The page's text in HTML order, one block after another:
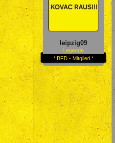
leipzig09
Legende
* BFD - Mitglied *